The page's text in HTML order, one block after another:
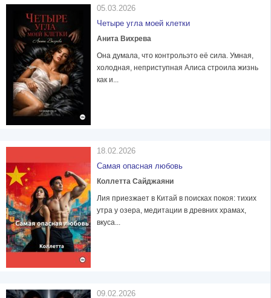
05.03.2026
Четыре угла моей клетки
Анита Вихрева
Она думала, что контрольэто её сила. Умная,
холодная, неприступная Алиса строила жизнь
как и...
18.02.2026
Самая опасная любовь
Коллетта Сайджаяни
Лия приезжает в Китай в поисках покоя: тихих
утра у озера, медитации в древних храмах,
вкуса...
09.02.2026